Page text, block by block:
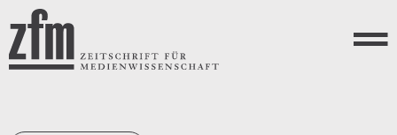
Direkt zum Inhalt
ZEITSCHRIFT FÜR
MEDIENWISSENSCHAFT
Menü